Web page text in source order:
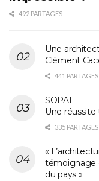
492 PARTAGES
Une
Clément
441 PARTAGES
SOPAL
Une réussite
335 PARTAGES
«
témoignage
du pays »